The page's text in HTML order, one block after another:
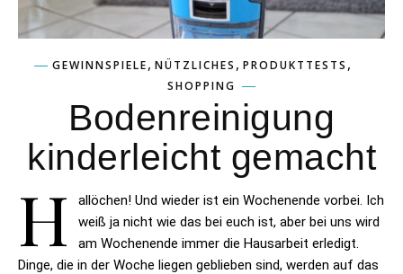
GEWINNSPIELE, NÜTZLICHES , PRODUKTTESTS ,
SHOPPING
Bodenreinigung
kinderleicht gemacht
H
allöchen! Und wieder ist ein Wochenende vorbei. Ich
weiß ja nicht wie das bei euch ist, aber bei uns wird
am Wochenende immer die Hausarbeit erledigt.
Dinge, die in der Woche liegen geblieben sind, werden auf das